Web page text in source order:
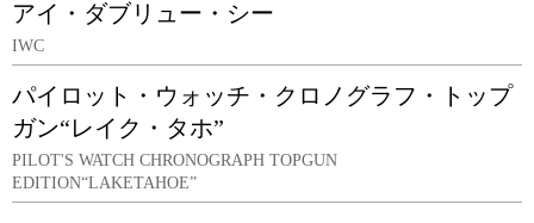
アイ・ダブリュー・シー
IWC
パイロット・ウォッチ・クロノグラフ・トップ
ガン“レイク・タホ”
PILOT'S WATCH CHRONOGRAPH TOPGUN
EDITION“LAKETAHOE”